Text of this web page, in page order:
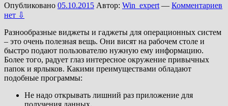
Опубликовано 05.10.2015 Автор: Win_expert — Комментариев
нет ⇩
Разнообразные виджеты и гаджеты для операционных систем
– это очень полезная вещь. Они висят на рабочем столе и
быстро подают пользователю нужную ему информацию.
Более того, радует глаз интересное окружение привычных
папок и ярлыков. Какими преимуществами обладают
подобные программы:
Не надо открывать лишний раз приложение для
получения данных.